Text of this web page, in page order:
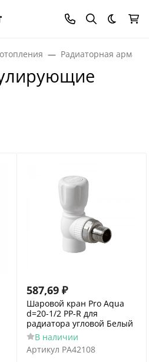
Темная
Радиаторная
587,69 ₽
Шаровой кран Pro Aqua
d=20-1/2 PP-R для
радиатора угловой Белый
В наличии
Артикул PA42108